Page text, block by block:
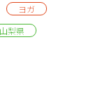
ヨガ
山梨県